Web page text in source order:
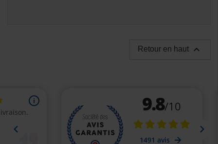
Retour en haut 